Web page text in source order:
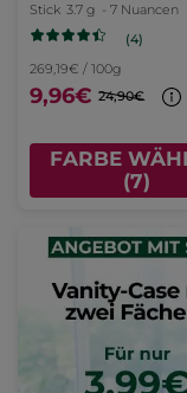
Stick 3.7 g - 7 Nuancen
(4)
269,19€ / 100g
9,96€ 24,90€
FARBE
(7)